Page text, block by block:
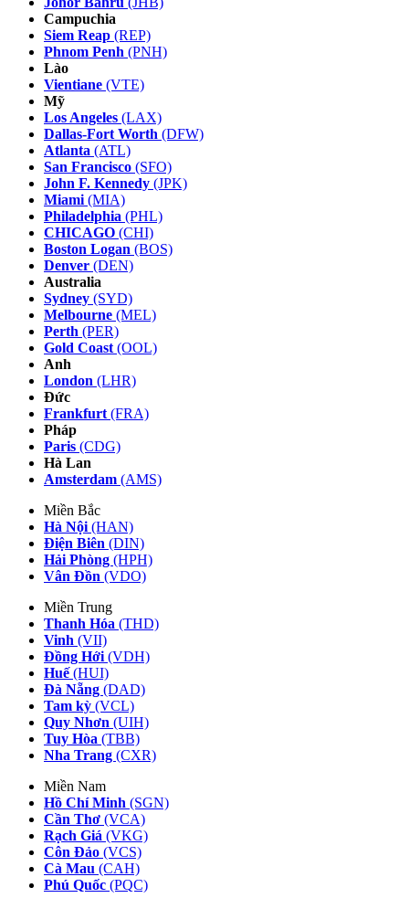
Campuchia
Siem Reap (REP)
Phnom Penh (PNH)
Lào
Vientiane (VTE)
Mỹ
Los Angeles (LAX)
Dallas-Fort Worth (DFW)
Atlanta (ATL)
San Francisco (SFO)
John F. Kennedy (JPK)
Miami (MIA)
Philadelphia (PHL)
CHICAGO (CHI)
Boston Logan (BOS)
Denver (DEN)
Australia
Sydney (SYD)
Melbourne (MEL)
Perth (PER)
Gold Coast (OOL)
Anh
London (LHR)
Đức
Frankfurt (FRA)
Pháp
Paris (CDG)
Hà Lan
Amsterdam (AMS)
Miền Bắc
Hà Nội (HAN)
Điện Biên (DIN)
Hải Phòng (HPH)
Vân Đồn (VDO)
Miền Trung
Thanh Hóa (THD)
Vinh (VII)
Đồng Hới (VDH)
Huế(HUI)
Đà Nẵng (DAD)
Tam kỳ (VCL)
Quy Nhơn (UIH)
Tuy Hòa (TBB)
Nha Trang (CXR)
Miền Nam
Hồ Chí Minh (SGN)
Cần Thơ (VCA)
Rạch Giá (VKG)
Côn Đảo (VCS)
Cà Mau (CAH)
Phú Quốc (PQC)